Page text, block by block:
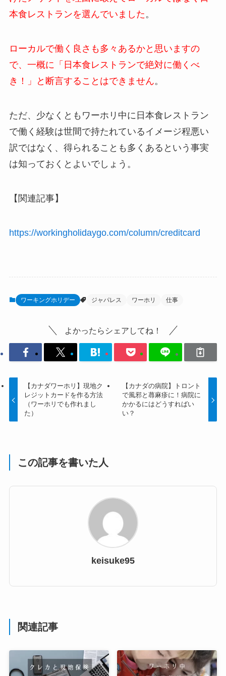
本食レストランを選んでいました。
ローカルで働く良さも多々あるかと思いますの
で、一概に「日本食レストランで絶対に働くべ
き！」と断言することはできません。
ただ、少なくともワーホリ中に日本食レストラン
で働く経験は世間で持たれているイメージ程悪い
訳ではなく、得られることも多くあるという事実
は知っておくとよいでしょう。
【関連記事】
https://workingholidaygo.com/column/creditcard
ワーキングホリデー ジャパレス ワーホリ 仕事
よかったらシェアしてね！
【カナダワーホリ】現地ク
レジットカードを作る方法
（ワーホリでも作れまし
た）
【カナダの病院】トロント
で風邪と蕁麻疹に！病院に
かかるにはどうすればい
い？
この記事を書いた人
keisuke95
関連記事